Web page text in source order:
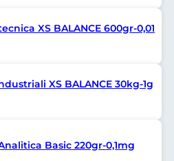
XS BALANCE 600gr-0,01
XS BALANCE 30kg-1g
Basic 220gr-0,1mg